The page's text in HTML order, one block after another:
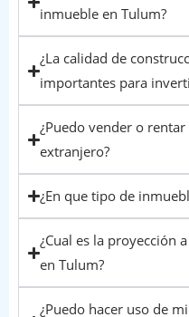
inmueble en Tulum?
¿La calidad de
importantes para
¿Puedo vender o
extranjero?
¿En que tipo de
¿Cual es la proyección
en Tulum?
¿Puedo hacer uso de